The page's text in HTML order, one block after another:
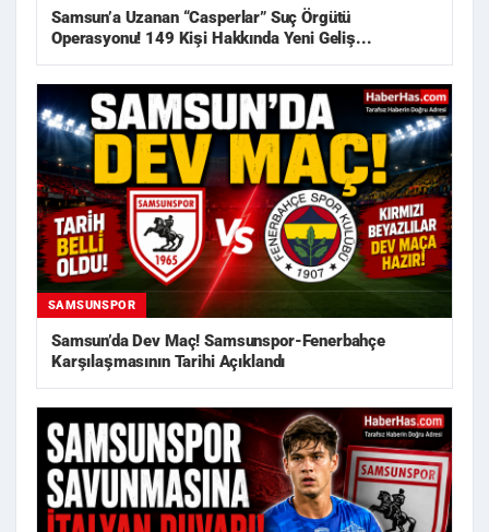
Samsun’a Uzanan “Casperlar” Suç Örgütü
Operasyonu! 149 Kişi Hakkında Yeni Geliş...
SAMSUNSPOR
Samsun’da Dev Maç! Samsunspor-Fenerbahçe
Karşılaşmasının Tarihi Açıklandı